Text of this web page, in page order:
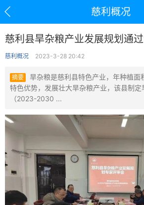
慈利概况
慈利县旱杂粮产业发展规划通
慈利概况 2023-3-28 20:42
摘要
旱杂粮是慈利县特色产业，年种植
特色优势，发展壮大旱杂粮产业，该县制定
（2023-2030 ...